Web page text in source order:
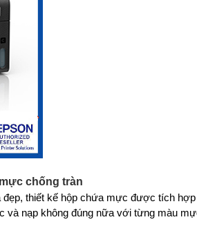
chống tràn
thiết kế hộp chứa mực được tích
nạp không đúng nữa với từng màu